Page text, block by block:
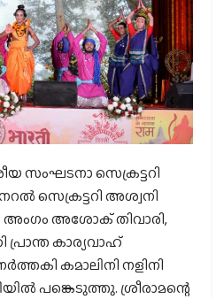
സംഘടനാ സെക്രട്ടറി
സെക്രട്ടറി അശ്വനി
അംഗം അശോക് തിവാരി,
കാര്യവാഹ്
കമാലിനി നളിനി
പങ്കെടുത്തു. ശ്രീരാമന്റെ